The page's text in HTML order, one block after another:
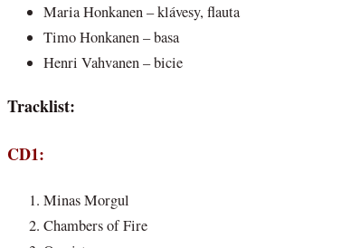
Maria Honkanen – klávesy, flauta
Timo Honkanen – basa
Henri Vahvanen – bicie
Tracklist:
CD1:
Minas Morgul
Chambers of Fire